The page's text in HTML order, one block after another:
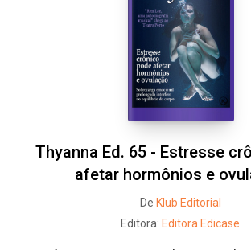
Thyanna Ed. 65 - Estresse
afetar hormônios e
De Klub Editorial
Editora: Editora Edicase